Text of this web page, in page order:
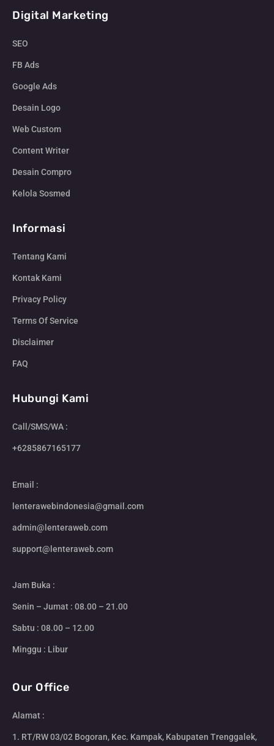
Digital Marketing
SEO
FB Ads
Google Ads
Desain Logo
Web Custom
Content Writer
Desain Compro
Kelola Sosmed
Informasi
Tentang Kami
Kontak Kami
Privacy Policy
Terms Of Service
Disclaimer
FAQ
Hubungi Kami
Call/SMS/WA :
+6285867165177
Email :
lenterawebindonesia@gmail.com
admin@lenteraweb.com
support@lenteraweb.com
Jam Buka :
Senin – Jumat : 08.00 – 21.00
Sabtu : 08.00 – 12.00
Minggu : Libur
Our Office
Alamat :
1. RT/RW 03/02 Bogoran, Kec. Kampak, Kabupaten Trenggalek,